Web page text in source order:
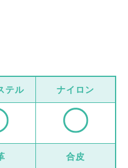
テル ナイロン
合皮